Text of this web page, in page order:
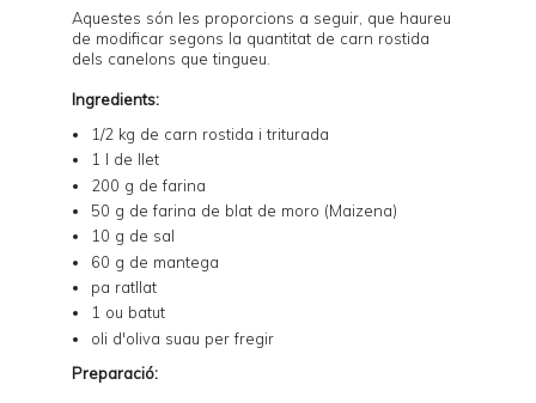
Aquestes són les proporcions a seguir, que haureu
de modificar segons la quantitat de carn rostida
dels canelons que tingueu.
Ingredients:
1/2 kg de carn rostida i triturada
1 l de llet
200 g de farina
50 g de farina de blat de moro (Maizena)
10 g de sal
60 g de mantega
pa ratllat
1 ou batut
oli d'oliva suau per fregir
Preparació: